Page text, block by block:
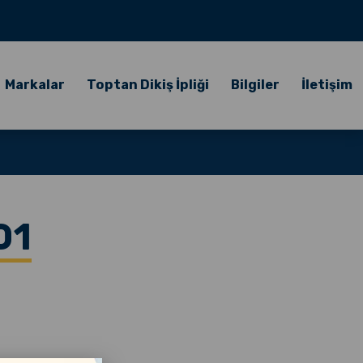
Markalar Toptan Dikiş İpliği Bilgiler İletişim